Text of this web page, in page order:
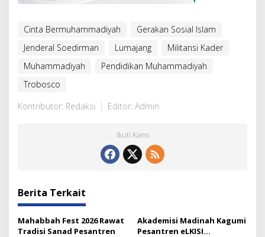
Cinta Bermuhammadiyah
Gerakan Sosial Islam
Jenderal Soedirman
Lumajang
Militansi Kader
Muhammadiyah
Pendidikan Muhammadiyah
Trobosco
Kontributor: Redaksi
Editor: Admin
Ikuti Kami
Berita Terkait
Mahabbah Fest 2026 Rawat
Tradisi Sanad Pesantren
Akademisi Madinah Kagumi
Pesantren eLKISI